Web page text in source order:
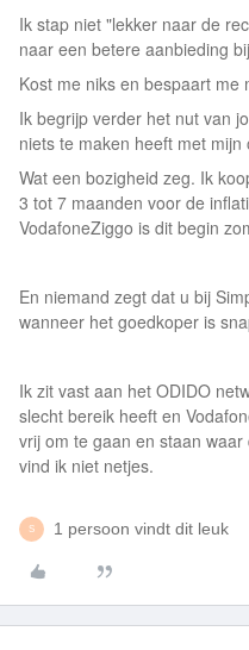
Ik stap niet "lekker naar de
naar een betere aanbieding
Kost me niks en bespaart
Ik begrijp verder het nut van
niets te maken heeft met mijn
Wat een bozigheid zeg. Ik
3 tot 7 maanden voor de
VodafoneZiggo is dit begin
En niemand zegt dat u bij
wanneer het goedkoper is
Ik zit vast aan het ODIDO
slecht bereik heeft en
vrij om te gaan en staan
vind ik niet netjes.
S 1 persoon vindt dit leuk